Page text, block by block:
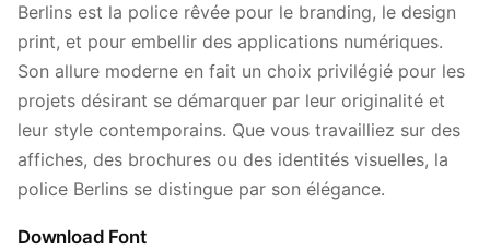
Berlins est la police rêvée pour le branding, le design
print, et pour embellir des applications numériques.
Son allure moderne en fait un choix privilégié pour les
projets désirant se démarquer par leur originalité et
leur style contemporains. Que vous travailliez sur des
affiches, des brochures ou des identités visuelles, la
police Berlins se distingue par son élégance.
Download Font